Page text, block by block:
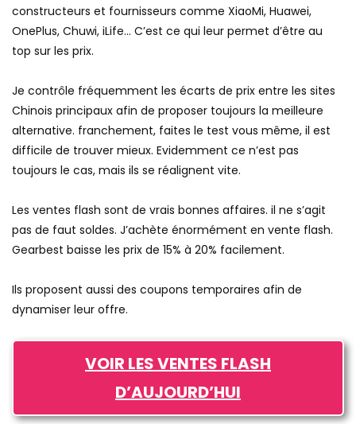
constructeurs et fournisseurs comme XiaoMi, Huawei,
OnePlus, Chuwi, iLife… C’est ce qui leur permet d’être au
top sur les prix.
Je contrôle fréquemment les écarts de prix entre les sites
Chinois principaux afin de proposer toujours la meilleure
alternative. franchement, faites le test vous même, il est
difficile de trouver mieux. Evidemment ce n’est pas
toujours le cas, mais ils se réalignent vite.
Les ventes flash sont de vrais bonnes affaires. il ne s’agit
pas de faut soldes. J’achète énormément en vente flash.
Gearbest baisse les prix de 15% à 20% facilement.
Ils proposent aussi des coupons temporaires afin de
dynamiser leur offre.
VOIR LES VENTES FLASH
D’AUJOURD’HUI